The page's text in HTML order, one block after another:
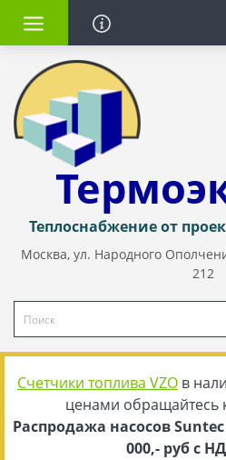
Теплоснабжение от
Москва, ул. Народного
212
Счетчики топлива VZO в
ценами обращайтесь
Распродажа насосов Suntec
000,- руб с